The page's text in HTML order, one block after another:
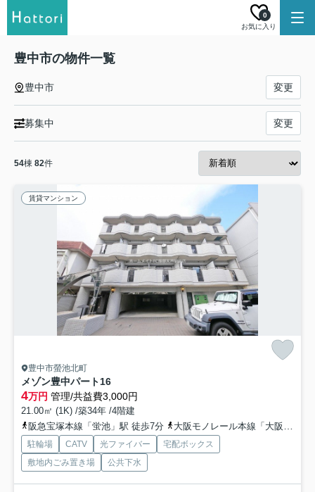
お気に入り
0
豊中市の物件一覧
豊中市 変更
募集中 変更
54棟 82件
賃貸マンション
豊中市螢池北町
メゾン豊中パート16
4万円 管理/共益費3,000円
21.00㎡ (1K) /築34年 /4階建
阪急宝塚本線「蛍池」駅 徒歩7分
大阪モノレール本線「大阪空港」駅 徒歩16分
駐輪場 CATV 光ファイバー
宅配ボックス
敷地内ごみ置き場
公共下水